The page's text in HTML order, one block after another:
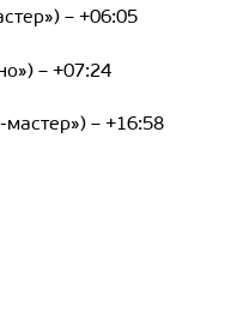
– +06:05
– +07:24
– +16:58